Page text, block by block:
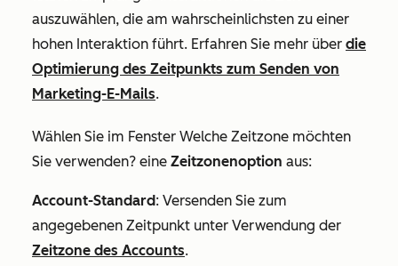
auszuwählen, die am wahrscheinlichsten zu einer
hohen Interaktion führt. Erfahren Sie mehr über die
Optimierung des Zeitpunkts zum Senden von
Marketing-E-Mails.
Wählen Sie im Fenster Welche Zeitzone möchten
Sie verwenden? eine Zeitzonenoption aus:
Account-Standard: Versenden Sie zum
angegebenen Zeitpunkt unter Verwendung der
Zeitzone des Accounts.